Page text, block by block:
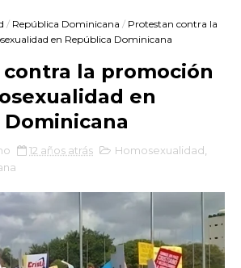
/ República Dominicana / Protestan contra la
en República Dominicana
la promoción
en
12 años atrás Homosexualidad